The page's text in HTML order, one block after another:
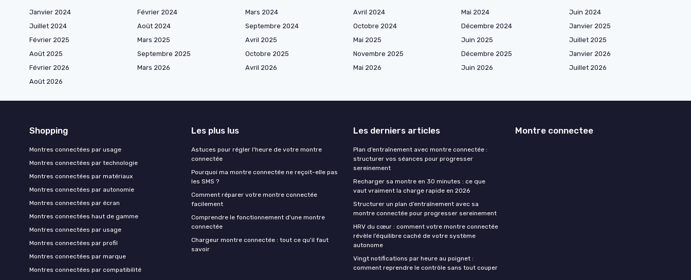
Janvier 2024 Février 2024 Mars 2024 Avril 2024 Mai 2024
Juin 2024
Juillet 2024
Août 2024 Septembre 2024 Octobre 2024 Décembre 2024
Janvier 2025
Février 2025
Mars 2025 Avril 2025 Mai 2025 Juin 2025
Juillet 2025
Août 2025
Septembre 2025 Octobre 2025 Novembre 2025 Décembre 2025
Janvier 2026
Février 2026
Mars 2026 Avril 2026 Mai 2026 Juin 2026
Juillet 2026
Août 2026
Shopping
Montres connectées par usage
Montres connectées par technologie
Montres connectées par matériaux
Montres connectées par autonomie
Montres connectées par écran
Montres connectées haut de gamme
Montres connectées par usage
Montres connectées par profil
Montres connectées par marque
Montres connectées par compatibilité
Les plus lus
Astuces pour régler l'heure de votre montre
connectée
Pourquoi ma montre connectée ne reçoit-elle pas
les SMS ?
Comment réparer votre montre connectée
facilement
Comprendre le fonctionnement d'une montre
connectée
Chargeur montre connectée : tout ce qu'il faut
savoir
Les derniers articles
Plan d’entraînement avec montre connectée :
structurer vos séances pour progresser
sereinement
Recharger sa montre en 30 minutes : ce que
vaut vraiment la charge rapide en 2026
Structurer un plan d’entraînement avec sa
montre connectée pour progresser sereinement
HRV du cœur : comment votre montre connectée
révèle l’équilibre caché de votre système
autonome
Vingt notifications par heure au poignet :
comment reprendre le contrôle sans tout couper
Montre connectee